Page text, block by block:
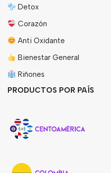
Detox
Corazón
Anti Oxidante
Bienestar General
Riñones
PRODUCTOS POR PAÍS